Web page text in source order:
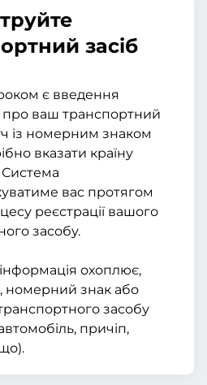
засіб
є введення
про ваш транспортний
із номерним знаком
вказати країну
Система
вас протягом
реєстрації вашого
засобу.
охоплює,
номерний знак або
засобу
причіп,